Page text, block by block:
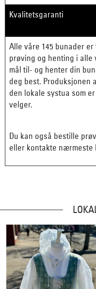
Kvalitetsgaranti
Alle våre 145 bunader
prøving og henting i alle
mål til- og henter din
deg best. Produksjonen
den lokale systua som
velger.
Du kan også bestille
eller kontakte nærmeste